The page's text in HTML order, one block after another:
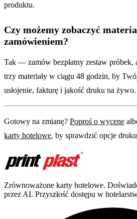
produktu.
Czy możemy zobaczyć
zamówieniem?
Tak — zamów bezpłatny zestaw
trzy materiały w ciągu 48 godzin, by
usłojenie, fakturę i jakość druku na żywo.
Gotowy na zmianę? Poproś o wycenę
karty hotelowe, by sprawdzić opcje
Zrównoważone karty hotelowe.
przez AI. Przyszłość dostępu w